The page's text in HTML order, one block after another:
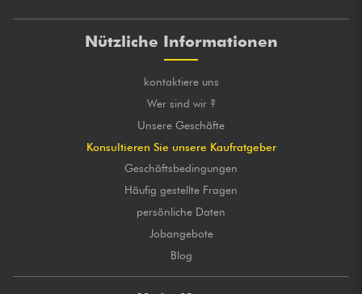
Nützliche Informationen
kontaktiere uns
Wer sind wir ?
Unsere Geschäfte
Konsultieren Sie unsere Kaufratgeber
Geschäftsbedingungen
Häufig gestellte Fragen
persönliche Daten
Jobangebote
Blog